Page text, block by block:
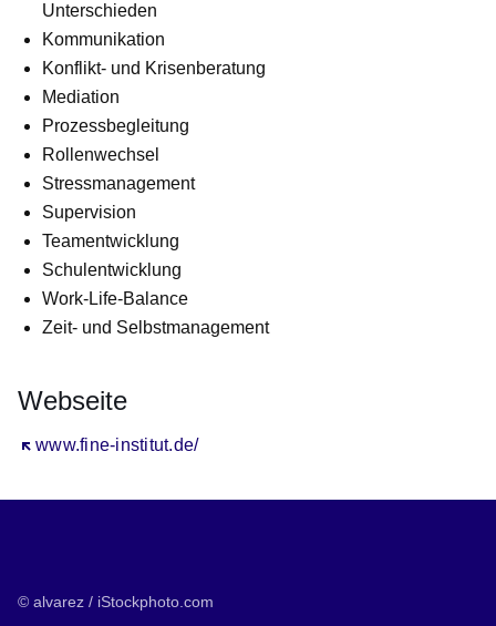
Unterschieden
Kommunikation
Konflikt- und Krisenberatung
Mediation
Prozessbegleitung
Rollenwechsel
Stressmanagement
Supervision
Teamentwicklung
Schulentwicklung
Work-Life-Balance
Zeit- und Selbstmanagement
Webseite
www.fine-institut.de/
Öffnet sich in einem neuen Fenster
© alvarez / iStockphoto.com